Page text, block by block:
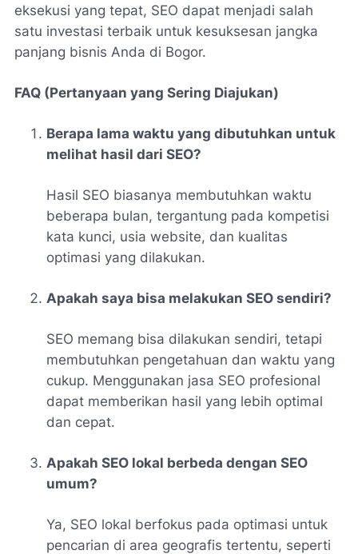
eksekusi yang tepat, SEO dapat menjadi salah
satu investasi terbaik untuk kesuksesan jangka
panjang bisnis Anda di Bogor.
FAQ (Pertanyaan yang Sering Diajukan)
Berapa lama waktu yang dibutuhkan untuk
melihat hasil dari SEO?
Hasil SEO biasanya membutuhkan waktu
beberapa bulan, tergantung pada kompetisi
kata kunci, usia website, dan kualitas
optimasi yang dilakukan.
Apakah saya bisa melakukan SEO sendiri?
SEO memang bisa dilakukan sendiri, tetapi
membutuhkan pengetahuan dan waktu yang
cukup. Menggunakan jasa SEO profesional
dapat memberikan hasil yang lebih optimal
dan cepat.
Apakah SEO lokal berbeda dengan SEO
umum?
Ya, SEO lokal berfokus pada optimasi untuk
pencarian di area geografis tertentu, seperti